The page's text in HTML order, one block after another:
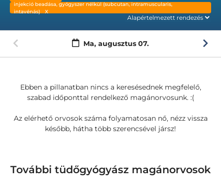
injekció beadása, gyógyszer nélkül (subcutan, intramuscularis,
intavénás)
Ma, augusztus 07.
Ebben a pillanatban nincs a keresésednek megfelelő,
szabad időponttal rendelkező magánorvosunk. :(
Az elérhető orvosok száma folyamatosan nő, nézz vissza
később, hátha több szerencsével jársz!
További tüdőgyógyász magánorvosok